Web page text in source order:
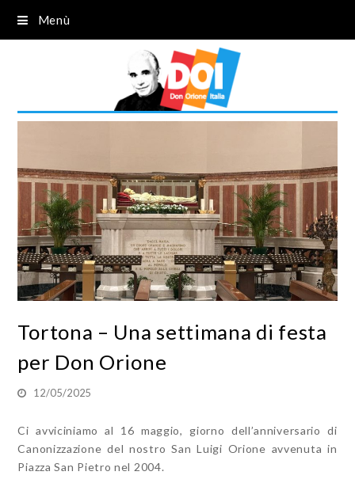
Menù
Tortona – Una settimana di festa
per Don Orione
12/05/2025
Ci avviciniamo al 16 maggio, giorno dell’anniversario di
Canonizzazione del nostro San Luigi Orione avvenuta in
Piazza San Pietro nel 2004.